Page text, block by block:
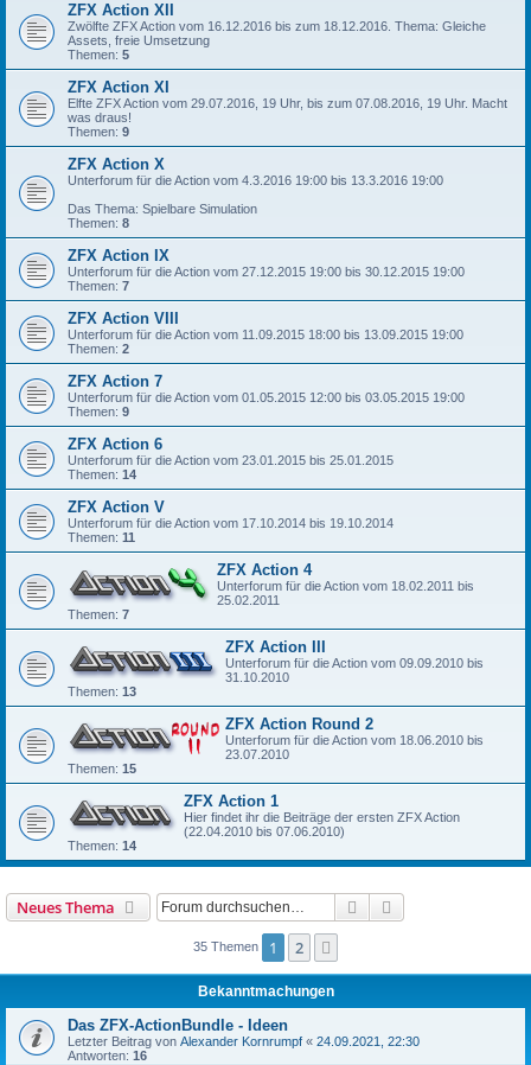
ZFX Action XII
Zwölfte ZFX Action vom 16.12.2016 bis zum 18.12.2016. Thema: Gleiche
Assets, freie Umsetzung
Themen: 5
ZFX Action XI
Elfte ZFX Action vom 29.07.2016, 19 Uhr, bis zum 07.08.2016, 19 Uhr. Macht
was draus!
Themen: 9
ZFX Action X
Unterforum für die Action vom 4.3.2016 19:00 bis 13.3.2016 19:00
Das Thema: Spielbare Simulation
Themen: 8
ZFX Action IX
Unterforum für die Action vom 27.12.2015 19:00 bis 30.12.2015 19:00
Themen: 7
ZFX Action VIII
Unterforum für die Action vom 11.09.2015 18:00 bis 13.09.2015 19:00
Themen: 2
ZFX Action 7
Unterforum für die Action vom 01.05.2015 12:00 bis 03.05.2015 19:00
Themen: 9
ZFX Action 6
Unterforum für die Action vom 23.01.2015 bis 25.01.2015
Themen: 14
ZFX Action V
Unterforum für die Action vom 17.10.2014 bis 19.10.2014
Themen: 11
ZFX Action 4
Unterforum für die Action vom 18.02.2011 bis
25.02.2011
Themen: 7
ZFX Action III
Unterforum für die Action vom 09.09.2010 bis
31.10.2010
Themen: 13
ZFX Action Round 2
Unterforum für die Action vom 18.06.2010 bis
23.07.2010
Themen: 15
ZFX Action 1
Hier findet ihr die Beiträge der ersten ZFX Action
(22.04.2010 bis 07.06.2010)
Themen: 14
Neues Thema Suche
35 Themen 1 2
Bekanntmachungen
Das ZFX-ActionBundle - Ideen
Letzter Beitrag von Alexander Kornrumpf « 24.09.2021, 22:30
Antworten: 16